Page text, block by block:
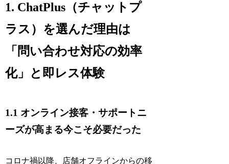
1. ChatPlus（チャットプ
ラス）を選んだ理由は
「問い合わせ対応の効率
化」と即レス体験
1.1 オンライン接客・サポートニ
ーズが高まる今こそ必要だった
コロナ禍以降、店舗オフラインからの移